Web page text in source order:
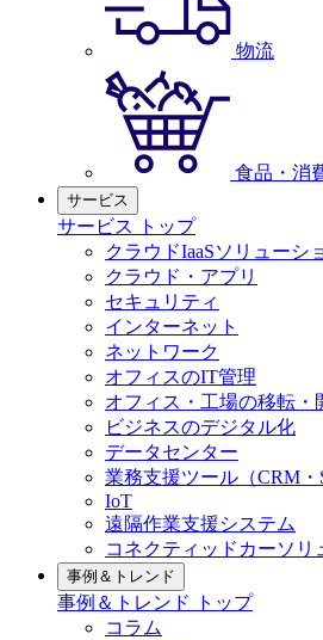
物流
食品・消
サービス
サービス トップ
クラウドIaaSソリューシ
クラウド・アプリ
セキュリティ
インターネット
ネットワーク
オフィスのIT管理
オフィス・工場の移転・
ビジネスのデジタル化
データセンター
業務支援ツール（CRM・
IoT
遠隔作業支援システム
コネクティッドカーソリ
事例＆トレンド
事例＆トレンド トップ
コラム